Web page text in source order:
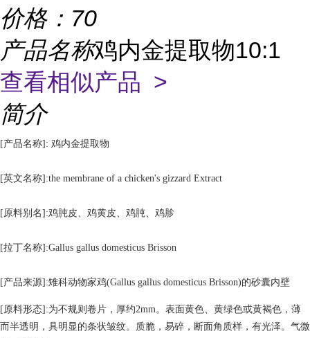
价格： 70
产品名称鸡内金提取物10:1
查看相似产品 >
简介
[产品名称]: 鸡内金提取物
[英文名称]:the membrane of a chicken's gizzard Extract
[原料别名]:鸡肫皮、鸡黄皮、鸡肫、鸡胗
[拉丁名称]:Gallus gallus domesticus Brisson
[产品来源]:雉科动物家鸡(Gallus gallus domesticus Brisson)的砂囊内壁
[原料形态]:为不规则卷片，厚约2mm。表面黄色、黄绿色或黄褐色，薄
而半透明，具明显的条状皱纹。质脆，易碎，断面角质样，有光泽。气微